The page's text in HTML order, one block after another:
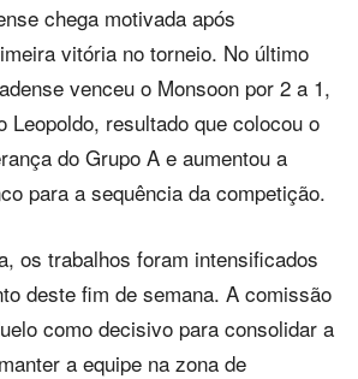
chega motivada após
vitória no torneio. No último
venceu o Monsoon por 2 a 1,
Leopoldo, resultado que colocou o
do Grupo A e aumentou a
para a sequência da competição.
os trabalhos foram intensificados
deste fim de semana. A comissão
como decisivo para consolidar a
a equipe na zona de